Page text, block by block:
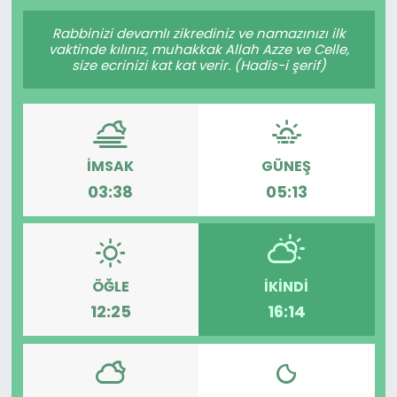
Rabbinizi devamlı zikrediniz ve namazınızı ilk
vaktinde kılınız, muhakkak Allah Azze ve Celle,
size ecrinizi kat kat verir. (Hadis-i şerif)
İMSAK
03:38
GÜNEŞ
05:13
ÖĞLE
12:25
İKINDI
16:14
Gündem
KKTC
KKTC YEREL SEÇİM 2018
Kültür Sanat
Magazin
Moda
Nöbetçi Eczaneler
Otomobil Dünyası